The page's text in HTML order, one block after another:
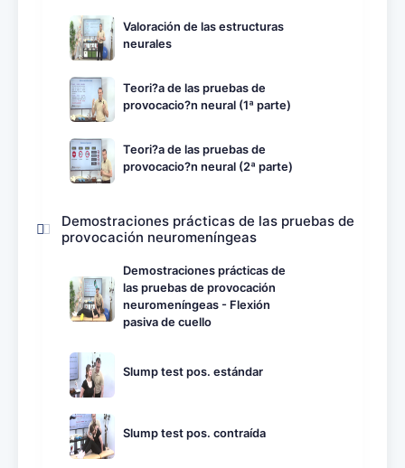
Valoración de las estructuras
neurales
Teori?a de las pruebas de
provocacio?n neural (1ª parte)
Teori?a de las pruebas de
provocacio?n neural (2ª parte)
Demostraciones prácticas de las pruebas de
provocación neuromeníngeas
Demostraciones prácticas de
las pruebas de provocación
neuromeníngeas - Flexión
pasiva de cuello
Slump test pos. estándar
Slump test pos. contraída